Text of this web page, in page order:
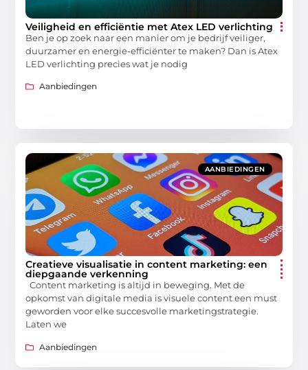
Veiligheid en efficiëntie met Atex LED verlichting
Ben je op zoek naar een manier om je bedrijf veiliger,
duurzamer en energie-efficiënter te maken? Dan is Atex
LED verlichting precies wat je nodig
Aanbiedingen
AANBIEDINGEN
Creatieve visualisatie in content marketing: een
diepgaande verkenning
Content marketing is altijd in beweging. Met de
opkomst van digitale media is visuele content een must
geworden voor elke succesvolle marketingstrategie.
Laten we
Aanbiedingen